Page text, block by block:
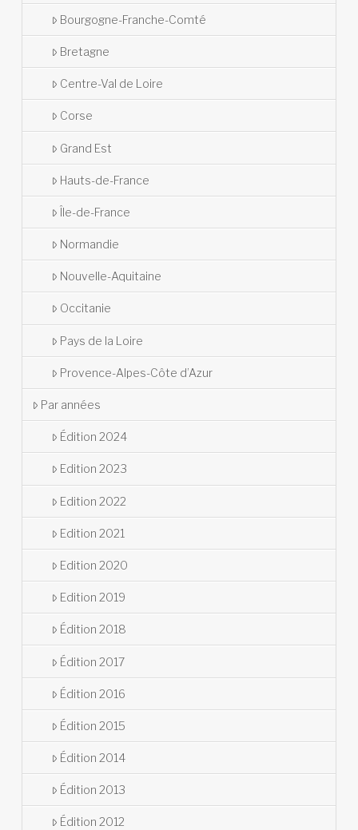
Bourgogne-Franche-Comté
Bretagne
Centre-Val de Loire
Corse
Grand Est
Hauts-de-France
Île-de-France
Normandie
Nouvelle-Aquitaine
Occitanie
Pays de la Loire
Provence-Alpes-Côte d’Azur
Par années
Édition 2024
Edition 2023
Edition 2022
Edition 2021
Edition 2020
Edition 2019
Édition 2018
Édition 2017
Édition 2016
Édition 2015
Édition 2014
Édition 2013
Édition 2012